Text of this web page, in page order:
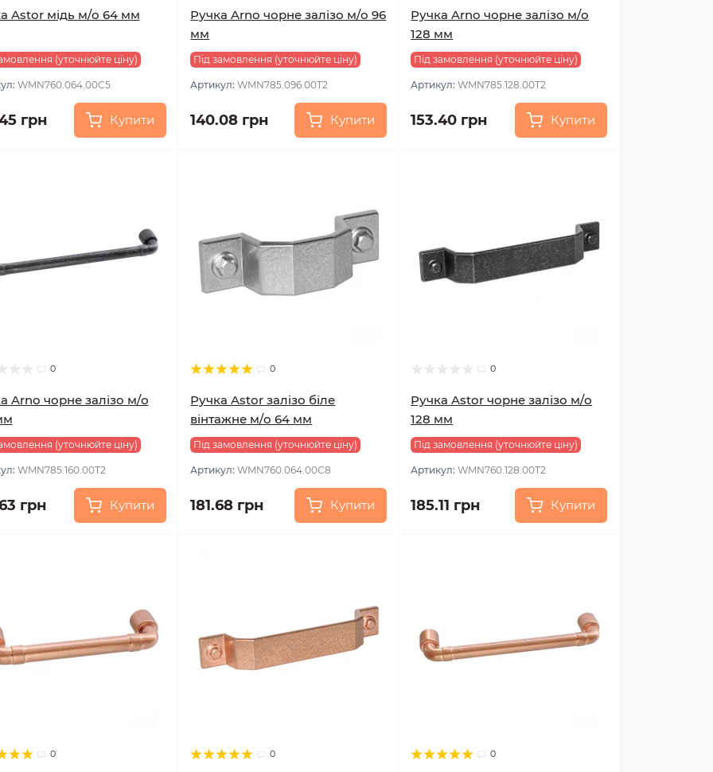
Astor мідь м/о 64 мм
(уточнюйте ціну)
WMN760.064.00C5
грн Купити
Ручка Arno чорне залізо м/о 96
мм
Під замовлення (уточнюйте ціну)
Артикул:WMN785.096.00T2
140.08 грн Купити
Ручка Arno чорне залізо м/о
128 мм
Під замовлення (уточнюйте ціну)
Артикул:WMN785.128.00T2
153.40 грн Купити
0
Arno чорне залізо м/о
(уточнюйте ціну)
WMN785.160.00T2
грн Купити
0
Ручка Astor залізо біле
вінтажне м/о 64 мм
Під замовлення (уточнюйте ціну)
Артикул:WMN760.064.00C8
181.68 грн Купити
0
Ручка Astor чорне залізо м/о
128 мм
Під замовлення (уточнюйте ціну)
Артикул:WMN760.128.00T2
185.11 грн Купити
0 0 0